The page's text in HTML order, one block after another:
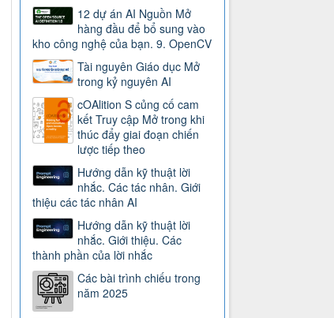
12 dự án AI Nguồn Mở
hàng đầu để bổ sung vào
kho công nghệ của bạn. 9. OpenCV
Tài nguyên Giáo dục Mở
trong kỷ nguyên AI
cOAlition S củng cố cam
kết Truy cập Mở trong khi
thúc đẩy giai đoạn chiến
lược tiếp theo
Hướng dẫn kỹ thuật lời
nhắc. Các tác nhân. Giới
thiệu các tác nhân AI
Hướng dẫn kỹ thuật lời
nhắc. Giới thiệu. Các
thành phần của lời nhắc
Các bài trình chiếu trong
năm 2025